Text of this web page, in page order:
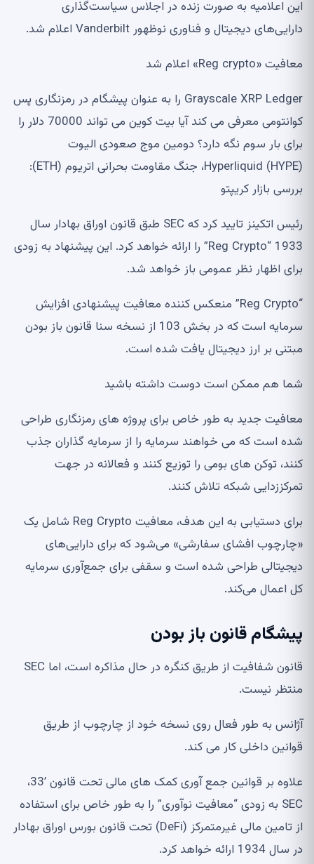
این اعلامیه به صورت زنده در اجلاس سیاست‌گذاری
دارایی‌های دیجیتال و فناوری نوظهور Vanderbilt اعلام شد.
معافیت «Reg crypto» اعلام شد
Grayscale XRP Ledger را به عنوان پیشگام در رمزنگاری پس
کوانتومی معرفی می کند آیا بیت کوین می تواند 70000 دلار را
برای بار سوم نگه دارد؟ دومین موج صعودی الیوت
Hyperliquid (HYPE)، جنگ مقاومت بحرانی اتریوم (ETH):
بررسی بازار کریپتو
رئیس اتکینز تایید کرد که SEC طبق قانون اوراق بهادار سال
1933 “Reg Crypto” را ارائه خواهد کرد. این پیشنهاد به زودی
برای اظهار نظر عمومی باز خواهد شد.
“Reg Crypto” منعکس کننده معافیت پیشنهادی افزایش
سرمایه است که در بخش 103 از نسخه سنا قانون باز بودن
مبتنی بر ارز دیجیتال یافت شده است.
شما هم ممکن است دوست داشته باشید
معافیت جدید به طور خاص برای پروژه های رمزنگاری طراحی
شده است که می خواهند سرمایه را از سرمایه گذاران جذب
کنند، توکن های بومی را توزیع کنند و فعالانه در جهت
تمرکززدایی شبکه تلاش کنند.
برای دستیابی به این هدف، معافیت Reg Crypto شامل یک
«چارچوب افشای سفارشی» می‌شود که برای دارایی‌های
دیجیتالی طراحی شده است و سقفی برای جمع‌آوری سرمایه
کل اعمال می‌کند.
پیشگام قانون باز بودن
قانون شفافیت از طریق کنگره در حال مذاکره است، اما SEC
منتظر نیست.
آژانس به طور فعال روی نسخه خود از چارچوب از طریق
قوانین داخلی کار می کند.
علاوه بر قوانین جمع آوری کمک های مالی تحت قانون ’33،
SEC به زودی “معافیت نوآوری” را به طور خاص برای استفاده
از تامین مالی غیرمتمرکز (DeFi) تحت قانون بورس اوراق بهادار
در سال 1934 ارائه خواهد کرد.